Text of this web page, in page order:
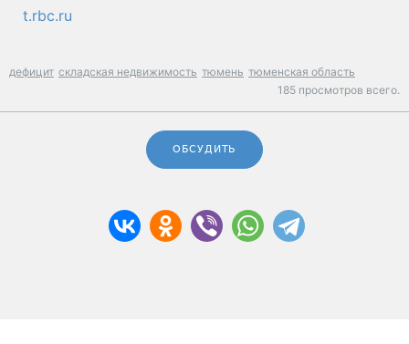
t.rbc.ru
дефицит складская недвижимость тюмень тюменская область
185 просмотров всего.
ОБСУДИТЬ